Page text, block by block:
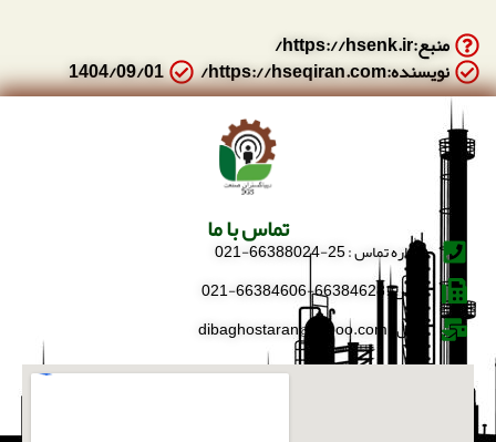
منبع:https://hsenk.ir/
نویسنده:https://hseqiran.com/ 1404/09/01
تماس با ما
شماره تماس : 25-66388024-021
فکس : 66384628-66384606-021
ایمیل : dibaghostaran@yahoo.com